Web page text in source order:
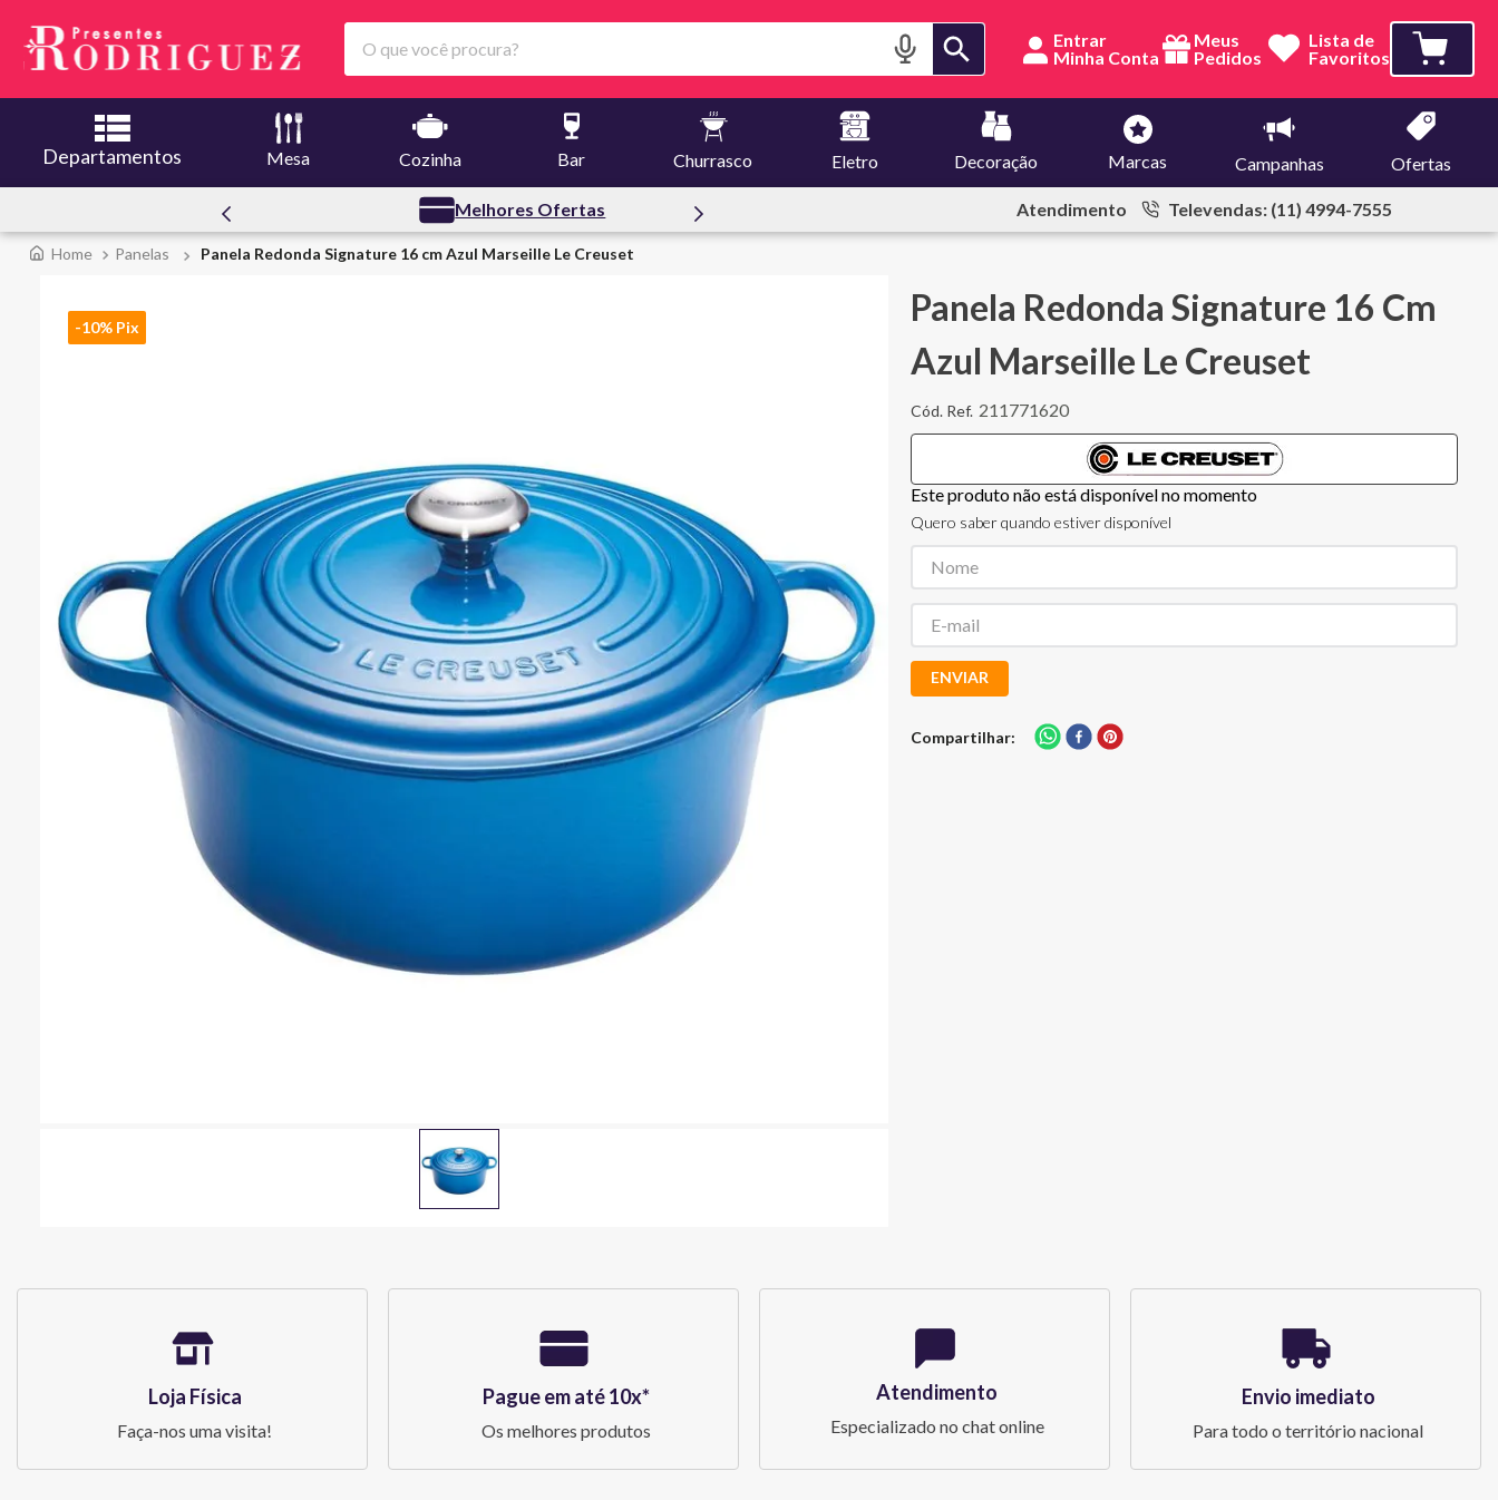
O que você procura? Entrar
Meus
Pedidos
Lista de
Favoritos
Departamentos Mesa Cozinha Bar Churrasco Eletro Decoração Marcas Campanhas Ofertas
Melhores Ofertas Atendimento Televendas: (11) 4994-7555
Panelas Panela Redonda Signature 16 cm Azul Marseille Le Creuset
-10% Pix
Panela Redonda Signature 16 Cm
Azul Marseille Le Creuset
211771620
Este produto não está disponível no momento
Quero saber quando estiver disponível
ENVIAR
Compartilhar
Loja Física
Faça-nos uma visita!
Pague em até 10x*
Os melhores produtos
Atendimento
Especializado no chat online
Envio imediato
Para todo o território nacional